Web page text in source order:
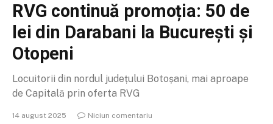
RVG continuă promoția: 50 de
lei din Darabani la București și
Otopeni
Locuitorii din nordul județului Botoșani, mai aproape
de Capitală prin oferta RVG
14 august 2025 Niciun comentariu